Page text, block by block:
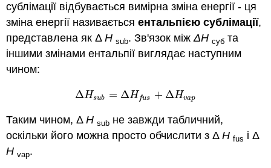
сублімації відбувається вимірна зміна енергії - ця
зміна енергії називаєтьсяентальпією сублімації,
представлена як ΔH sub. Зв'язок міжΔH суб та
іншими змінами ентальпії виглядає наступним
чином:
ΔHsub = ΔH fus + ΔHvap
ΔHsu b= ΔHfus +Δ Hvap
Таким чином, ΔH sub не завжди табличний,
оскільки його можна просто обчислити з ΔH fus і Δ
H vap.